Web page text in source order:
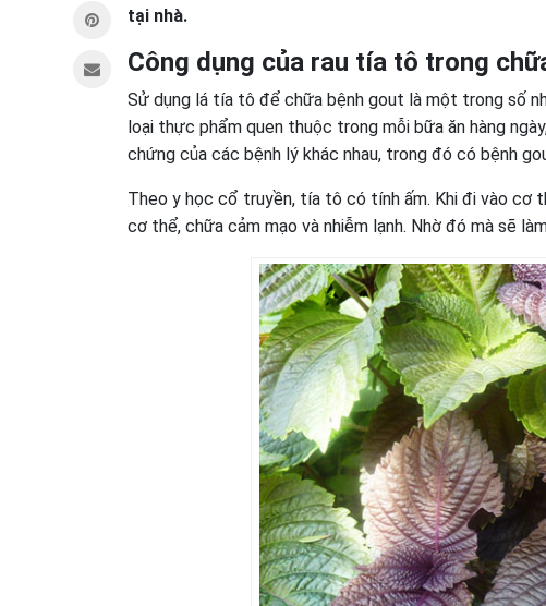
tại nhà.
Công dụng của rau tía tô trong
Sử dụng lá tía tô để chữa bệnh gout là một trong số
loại thực phẩm quen thuộc trong mỗi bữa ăn hàng
chứng của các bệnh lý khác nhau, trong đó có bệnh
Theo y học cổ truyền, tía tô có tính ấm. Khi đi vào cơ
cơ thể, chữa cảm mạo và nhiễm lạnh. Nhờ đó mà sẽ